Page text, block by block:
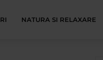
NATURA SI RELAXARE